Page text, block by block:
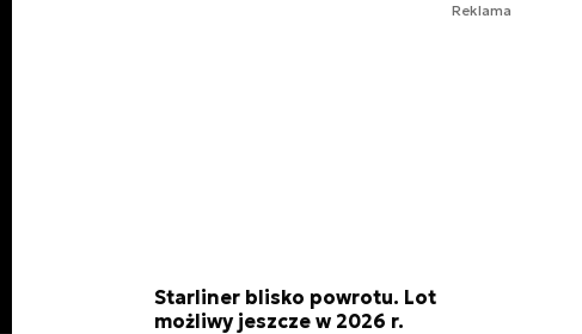
Reklama
Starliner blisko powrotu. Lot
możliwy jeszcze w 2026 r.